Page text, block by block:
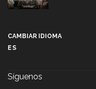
CAMBIAR IDIOMA
ES
Síguenos